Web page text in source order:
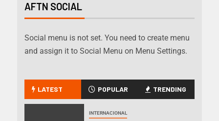
AFTN SOCIAL
Social menu is not set. You need to create menu
and assign it to Social Menu on Menu Settings.
LATEST POPULAR TRENDING
INTERNACIONAL